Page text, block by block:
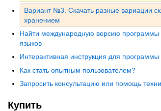
Вариант №3. Скачать разные вариации
хранением
Найти международную версию
языков
Интерактивная инструкция для
Как стать опытным пользователем?
Запросить консультацию или помощь
Купить